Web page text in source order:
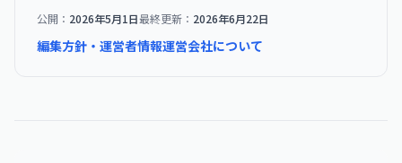
公開： 2026年5月1日最終更新： 2026年6月22日
編集方針・運営者情報運営会社について